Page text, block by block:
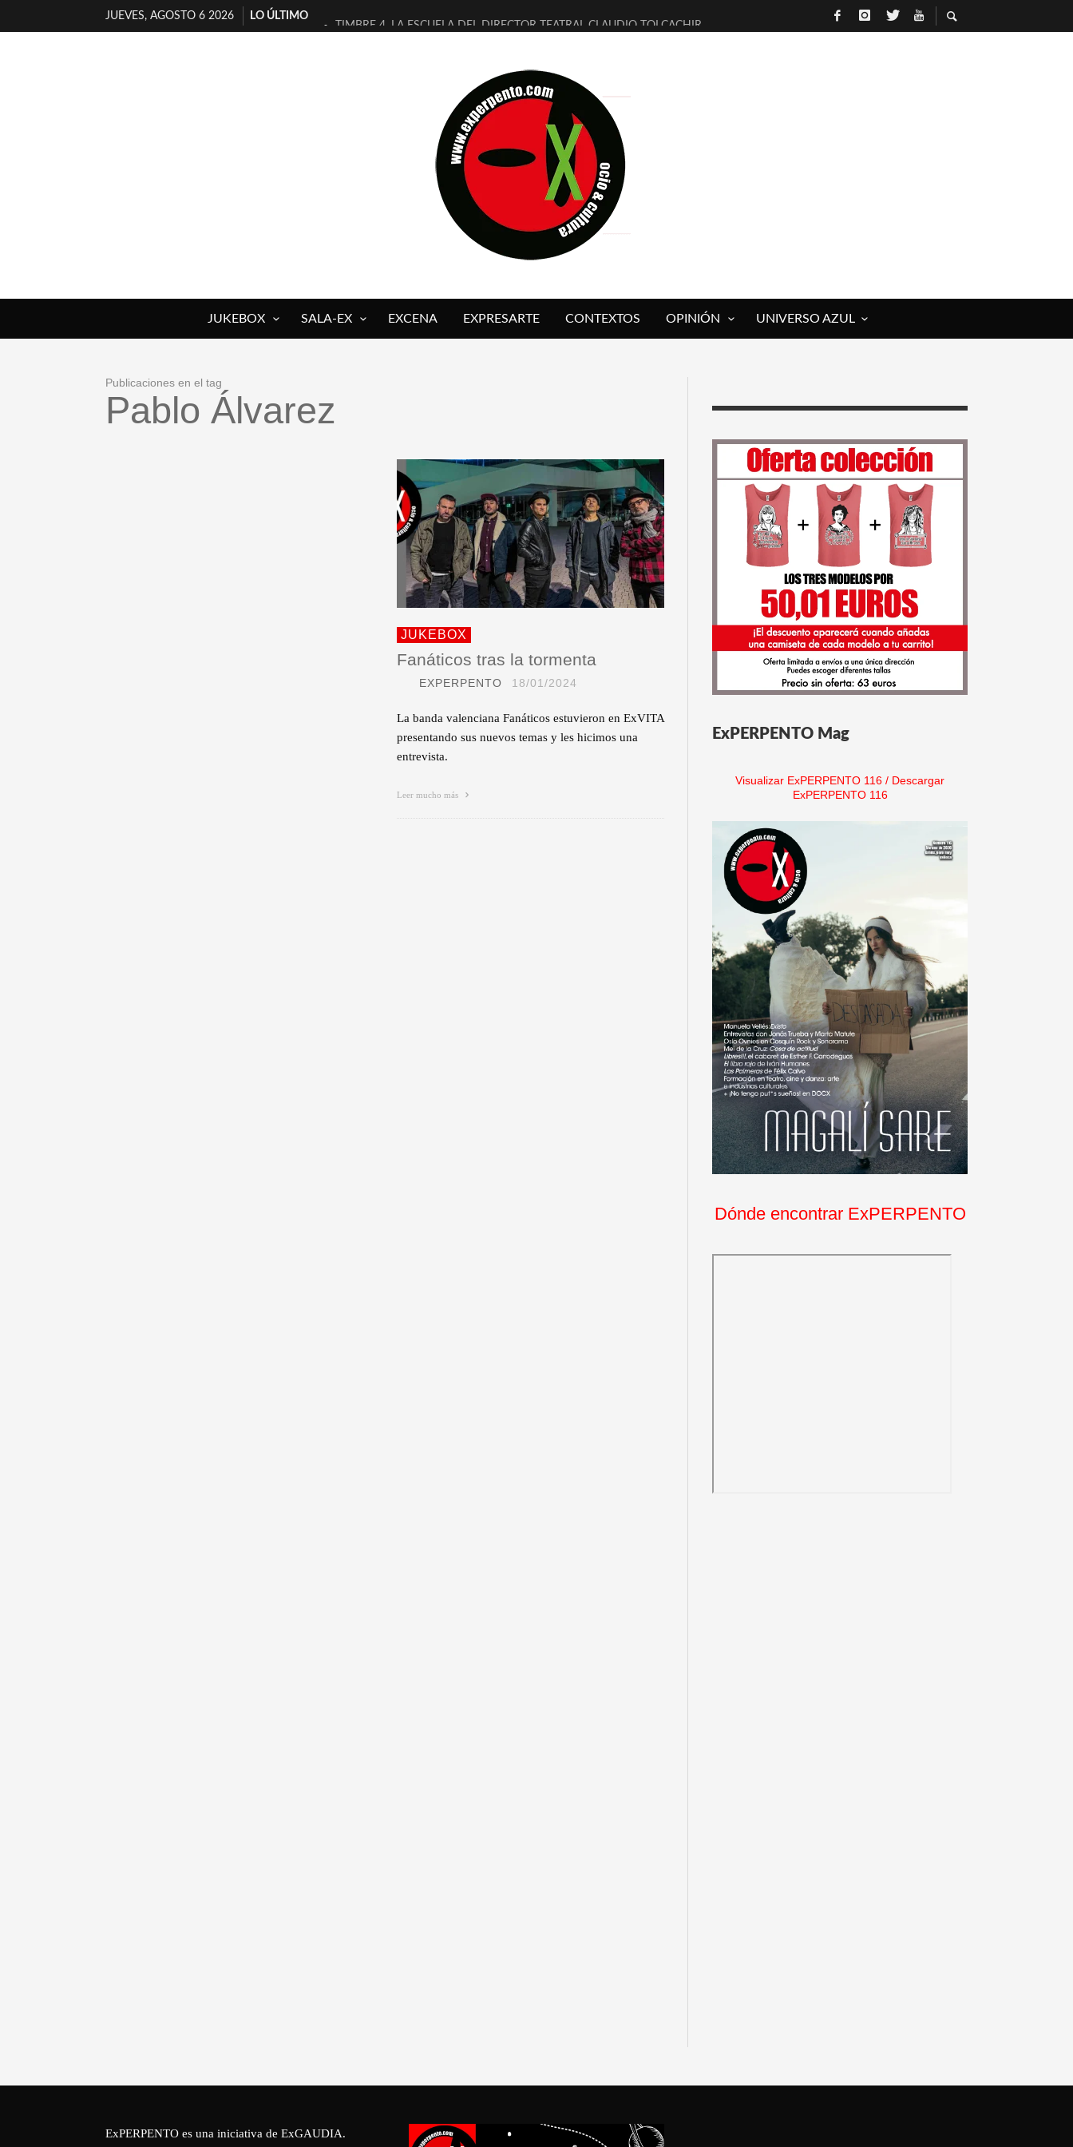
JUEVES, AGOSTO 6 2026
LO ÚLTIMO
TIMBRE 4, LA ESCUELA DEL DIRECTOR TEATRAL CLAUDIO TOLCACHIR
MILITARES JUDÍAS EN #EXVITA
D’BALDOMEROS REINVENTAN [BITÁCORA 3.0] EN EXVITA
MARSHALL FLASH PRESENTA EN EXVITA [RELATIVA SENCILLEZ]
JOFRE BARDAGÍ EN EXVITA INTERPRETANDO A SERRAT
YORCH PRESENTA [CURSO DE ARMONÍA PERSECUTORIA] EN EXVITA
MAGALÍ SARE NOS EXPLICA [DESCASADA]
JUKEBOX SALA-EX EXCENA EXPRESARTE CONTEXTOS OPINIÓN UNIVERSO AZUL
Publicaciones en el tag
Pablo Álvarez
JUKEBOX
Fanáticos tras la tormenta
EXPERPENTO 18/01/2024
La banda valenciana Fanáticos estuvieron en ExVITA
presentando sus nuevos temas y les hicimos una
entrevista.
Leer mucho más
ExPERPENTO Mag
Visualizar ExPERPENTO 116 / Descargar
ExPERPENTO 116
Dónde encontrar ExPERPENTO
ExPERPENTO es una iniciativa de ExGAUDIA.